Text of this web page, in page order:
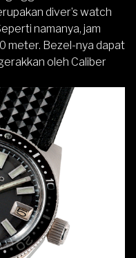
diver’s watch
namanya, jam
meter. Bezel-nya dapat
oleh Caliber